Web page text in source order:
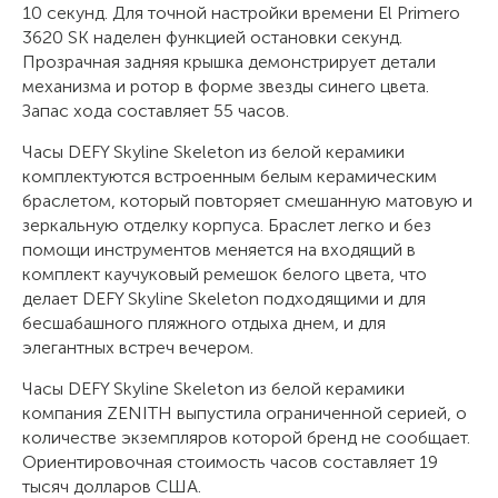
10 секунд. Для точной настройки времени El Primero
3620 SK наделен функцией остановки секунд.
Прозрачная задняя крышка демонстрирует детали
механизма и ротор в форме звезды синего цвета.
Запас хода составляет 55 часов.
Часы DEFY Skyline Skeleton из белой керамики
комплектуются встроенным белым керамическим
браслетом, который повторяет смешанную матовую и
зеркальную отделку корпуса. Браслет легко и без
помощи инструментов меняется на входящий в
комплект каучуковый ремешок белого цвета, что
делает DEFY Skyline Skeleton подходящими и для
бесшабашного пляжного отдыха днем, и для
элегантных встреч вечером.
Часы DEFY Skyline Skeleton из белой керамики
компания ZENITH выпустила ограниченной серией, о
количестве экземпляров которой бренд не сообщает.
Ориентировочная стоимость часов составляет 19
тысяч долларов США.